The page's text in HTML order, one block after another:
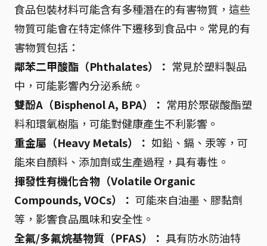
食品包裝材料可能含有多種潛在的有害物質，這些
物質可能會在特定條件下遷移到食品中。常見的有
害物質包括：
鄰苯二甲酸酯（Phthalates）： 常見於塑料製品
中，可能影響內分泌系統。
雙酚A（Bisphenol A, BPA）： 常用於聚碳酸酯塑
料和環氧樹脂，可能對健康產生不利影響。
重金屬（Heavy Metals）： 如鉛、鎘、汞等，可
能來自顏料、添加劑或生產過程，具有毒性。
揮發性有機化合物（Volatile Organic
Compounds, VOCs）： 可能來自油墨、膠黏劑
等，影響食品風味和安全性。
全氟/多氟烷基物質（PFAS）： 具有防水防油特